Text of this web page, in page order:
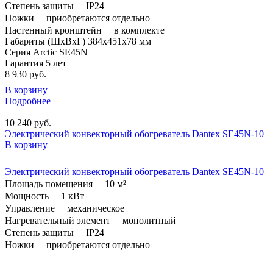
Степень защиты
IP24
Ножки
приобретаются отдельно
Настенный кронштейн
в комплекте
Габариты (ШxВxГ) 384х451х78 мм
Серия Arctic SE45N
Гарантия 5 лет
8 930 руб.
В корзину
Подробнее
10 240 руб.
Электрический конвекторный обогреватель Dantex SE45N-10
В корзину
Электрический конвекторный обогреватель Dantex SE45N-10
Площадь помещения
10 м²
Мощность
1 кВт
Управление
механическое
Нагревательный элемент
монолитный
Степень защиты
IP24
Ножки
приобретаются отдельно